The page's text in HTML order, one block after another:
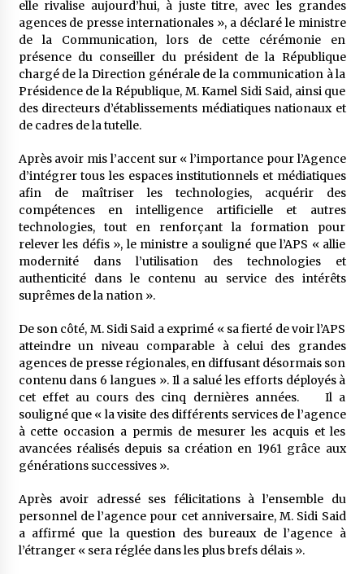
Droit à l’affiliation au régime national de
retraite : Coup d’envoi d’une campagne de
sensibilisation au profit de la communauté
nationale à l’étranger
3 semaines ago
Lancement d’une campagne nationale de
sensibilisation sur la lutte contre le travail
informel
Première voiture de course conçue et
fabriquée localement : Une équipe d’étudiants
algériens participe à une compétition
internationale
3 semaines ago
Université Alger 3 : Lancement d’un master à
cursus intégré à la licence en communication
en langue amazighe
3 semaines ago
elle rivalise aujourd’hui, à juste titre, avec les grandes
agences de presse internationales », a déclaré le ministre
de la Communication, lors de cette cérémonie en
présence du conseiller du président de la République
chargé de la Direction générale de la communication à la
Présidence de la République, M. Kamel Sidi Said, ainsi que
des directeurs d’établissements médiatiques nationaux et
de cadres de la tutelle.
Après avoir mis l’accent sur « l’importance pour l’Agence
d’intégrer tous les espaces institutionnels et médiatiques
afin de maîtriser les technologies, acquérir des
compétences en intelligence artificielle et autres
technologies, tout en renforçant la formation pour
relever les défis », le ministre a souligné que l’APS « allie
modernité dans l’utilisation des technologies et
authenticité dans le contenu au service des intérêts
suprêmes de la nation ».
De son côté, M. Sidi Said a exprimé « sa fierté de voir l’APS
atteindre un niveau comparable à celui des grandes
agences de presse régionales, en diffusant désormais son
contenu dans 6 langues ». Il a salué les efforts déployés à
cet effet au cours des cinq dernières années. Il a
souligné que « la visite des différents services de l’agence
à cette occasion a permis de mesurer les acquis et les
avancées réalisés depuis sa création en 1961 grâce aux
générations successives ».
Après avoir adressé ses félicitations à l’ensemble du
personnel de l’agence pour cet anniversaire, M. Sidi Said
a affirmé que la question des bureaux de l’agence à
l’étranger « sera réglée dans les plus brefs délais ».